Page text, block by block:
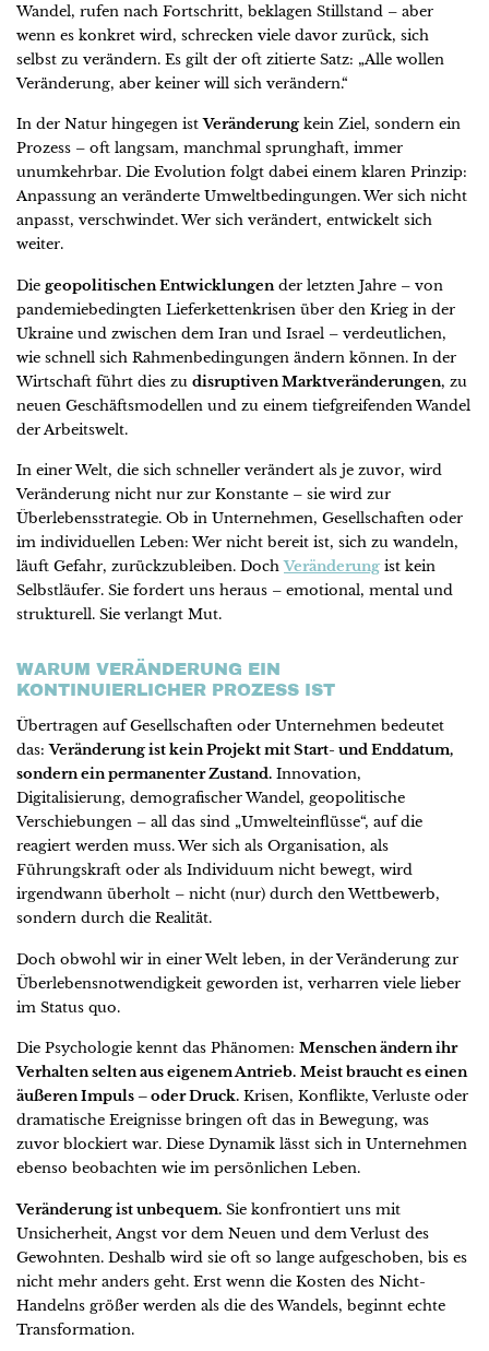
Wandel, rufen nach Fortschritt, beklagen Stillstand – aber
wenn es konkret wird, schrecken viele davor zurück, sich
selbst zu verändern. Es gilt der oft zitierte Satz: „Alle wollen
Veränderung, aber keiner will sich verändern.“
In der Natur hingegen istVeränderungkein Ziel, sondern ein
Prozess – oft langsam, manchmal sprunghaft, immer
unumkehrbar. Die Evolution folgt dabei einem klaren Prinzip:
Anpassung an veränderte Umweltbedingungen. Wer sich nicht
anpasst, verschwindet. Wer sich verändert, entwickelt sich
weiter.
Die geopolitischen Entwicklungender letzten Jahre – von
pandemiebedingten Lieferkettenkrisen über den Krieg in der
Ukraine und zwischen dem Iran und Israel – verdeutlichen,
wie schnell sich Rahmenbedingungen ändern können. In der
Wirtschaft führt dies zu disruptiven Marktveränderungen, zu
neuen Geschäftsmodellen und zu einem tiefgreifenden Wandel
der Arbeitswelt.
In einer Welt, die sich schneller verändert als je zuvor, wird
Veränderung nicht nur zur Konstante – sie wird zur
Überlebensstrategie. Ob in Unternehmen, Gesellschaften oder
im individuellen Leben: Wer nicht bereit ist, sich zu wandeln,
läuft Gefahr, zurückzubleiben. DochVeränderung ist kein
Selbstläufer. Sie fordert uns heraus – emotional, mental und
strukturell. Sie verlangt Mut.
WARUM VERÄNDERUNG EIN
KONTINUIERLICHER PROZESS IST
Übertragen auf Gesellschaften oder Unternehmen bedeutet
das:Veränderung ist kein Projekt mit Start- und Enddatum,
sondern ein permanenter Zustand. Innovation,
Digitalisierung, demografischer Wandel, geopolitische
Verschiebungen – all das sind „Umwelteinflüsse“, auf die
reagiert werden muss. Wer sich als Organisation, als
Führungskraft oder als Individuum nicht bewegt, wird
irgendwann überholt – nicht (nur) durch den Wettbewerb,
sondern durch die Realität.
Doch obwohl wir in einer Welt leben, in der Veränderung zur
Überlebensnotwendigkeit geworden ist, verharren viele lieber
im Status quo.
Die Psychologie kennt das Phänomen: Menschen ändern ihr
Verhalten selten aus eigenem Antrieb. Meist braucht es einen
äußeren Impuls – oder Druck. Krisen, Konflikte, Verluste oder
dramatische Ereignisse bringen oft das in Bewegung, was
zuvor blockiert war. Diese Dynamik lässt sich in Unternehmen
ebenso beobachten wie im persönlichen Leben.
Veränderung ist unbequem. Sie konfrontiert uns mit
Unsicherheit, Angst vor dem Neuen und dem Verlust des
Gewohnten. Deshalb wird sie oft so lange aufgeschoben, bis es
nicht mehr anders geht. Erst wenn die Kosten des Nicht-
Handelns größer werden als die des Wandels, beginnt echte
Transformation.